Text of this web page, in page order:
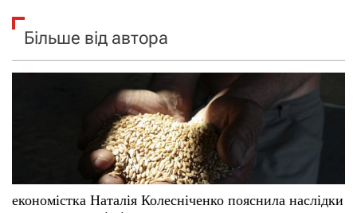
Більше від автора
економістка Наталія Колесніченко пояснила наслідки